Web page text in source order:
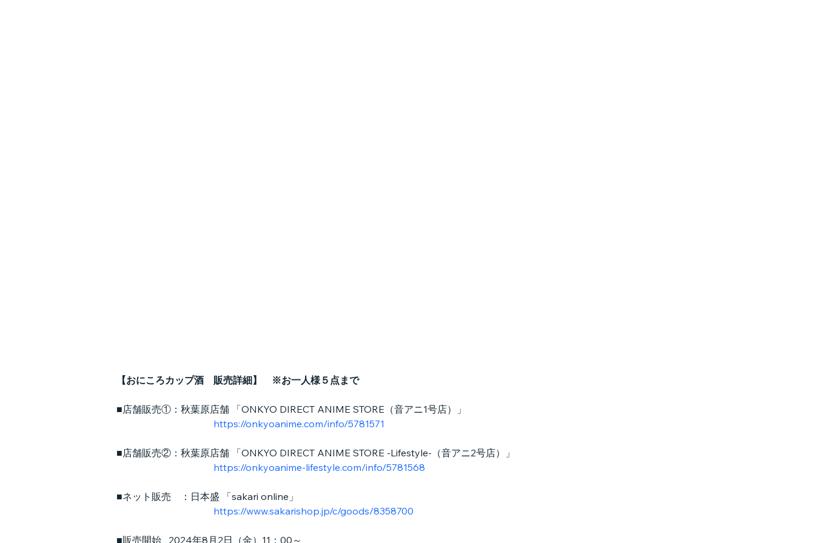
【おにころカップ酒　販売詳細】　※お一人様５点まで
■店舗販売①：秋葉原店舗 「ONKYO DIRECT ANIME STORE（音アニ1号店）」
https://onkyoanime.com/info/5781571
■店舗販売②：秋葉原店舗 「ONKYO DIRECT ANIME STORE -Lifestyle-（音アニ2号店）」
https://onkyoanime-lifestyle.com/info/5781568
■ネット販売　：日本盛 「sakari online」
https://www.sakarishop.jp/c/goods/8358700
■販売開始   2024年8月2日（金）11：00～